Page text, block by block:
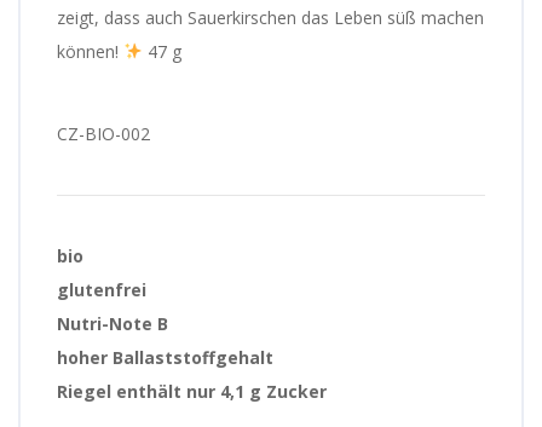
zeigt, dass auch Sauerkirschen das Leben süß machen
können!
47 g
CZ-BIO-002
bio
glutenfrei
Nutri-Note B
hoher Ballaststoffgehalt
Riegel enthält nur 4,1 g Zucker